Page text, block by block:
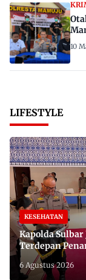
10
LIFESTYLE
KESEHATAN
Kapolda
Terdepan
di 650 Desa
6 Agustus 2026